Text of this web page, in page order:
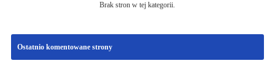
Brak stron w tej kategorii.
Ostatnio komentowane strony